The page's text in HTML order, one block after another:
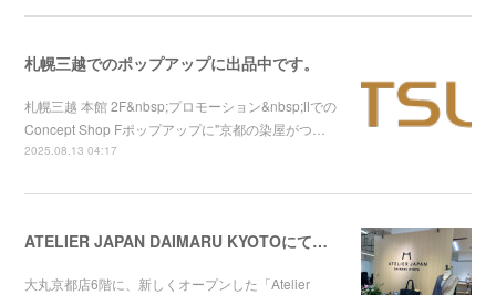
札幌三越でのポップアップに出品中です。
札幌三越 本館 2F&nbsp;プロモーション&nbsp;Ⅱでの
Concept Shop Fポップアップに"京都の染屋がつ…
2025.08.13 04:17
ATELIER JAPAN DAIMARU KYOTOにてChameleon Band for Apple Watchの取り扱いが始まりまました。
大丸京都店6階に、新しくオープンした「Atelier